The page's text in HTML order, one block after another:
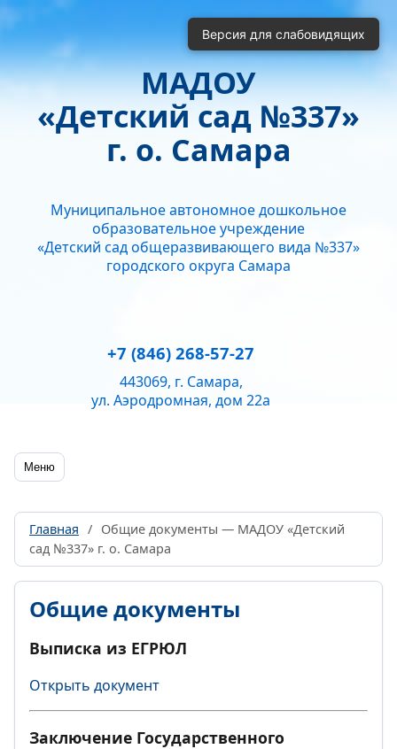
МАДОУ
«Детский сад №337»
г. о. Самара
Муниципальное автономное дошкольное
образовательное учреждение
«Детский сад общеразвивающего вида №337»
городского округа Самара
+7 (846) 268-57-27
443069, г. Самара,
ул. Аэродромная, дом 22а
Меню
Главная / Общие документы — МАДОУ «Детский
сад №337» г. о. Самара
Общие документы
Выписка из ЕГРЮЛ
Открыть документ
Заключение Государственного
Версия для слабовидящих
Монохромные изображения
Отключить Flash
Кернинг
Стандартный Средний Большой
Интервал
Полуторный Двойной
Без засечек С засечками
Нормально